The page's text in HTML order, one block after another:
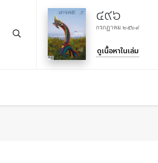
๔๙๖
กรกฎาคม ๒๕๖๙
ดูเนื้อหาในเล่ม